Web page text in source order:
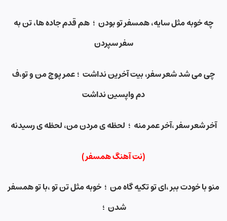
چه خوبه مثل سایه، همسفر تو بودن ؛ هم قدم جاده ها، تن به
سفر سپردن
چی می شد شعر سفر، بیت آخرین نداشت ؛ عمر پوچ من و تو،ف
دم واپسین نداشت
آخر شعر سفر ،آخر عمر منه ؛ لحظه ی مردن من، لحظه ی رسیدنه
(نت آهنگ همسفر)
منو با خودت ببر ،ای تو تکیه گاه من ؛ خوبه مثل تن تو ،با تو همسفر
شدن ؛